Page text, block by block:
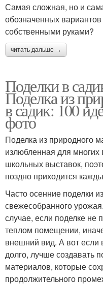
Самая сложная, но и
обозначенных вариантов
собственными руками?
читать дальше →
Поделки в
Поделка из
в садик: 100
фото
Поделка из природного
излюбленная для многих
школьных выставок,
поздно приходится
Часто осенние поделки
свежесобранного
случае, если поделке не
теплом помещении,
внешний вид. А вот если
долго, лучше создавать
материалов, которые
продолжительного